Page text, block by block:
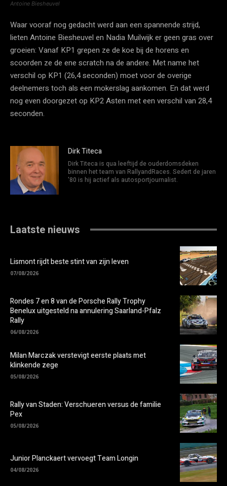
Antoine Biesheuvel
Waar vooraf nog gedacht werd aan een spannende strijd,
lieten Antoine Biesheuvel en Nadia Muilwijk er geen gras over
groeien: Vanaf KP1 grepen ze de koe bij de horens en
scoorden ze de ene scratch na de andere. Met name het
verschil op KP1 (26,4 seconden) moet voor de overige
deelnemers toch als een mokerslag aankomen. En dat werd
nog even doorgezet op KP2 Asten met een verschil van 28,4
seconden.
Dirk Titeca
Dirk Titeca is qua leeftijd de ouderdomsdeken
binnen het team van RallyandRaces. Sedert de jaren
'80 is hij actief als autosportjournalist.
Laatste nieuws
Lismont rijdt beste stint van zijn leven
07/08/2026
Rondes 7 en 8 van de Porsche Rally Trophy
Benelux uitgesteld na annulering Saarland-Pfalz
Rally
06/08/2026
Milan Marczak verstevigt eerste plaats met
klinkende zege
05/08/2026
Rally van Staden: Verschueren versus de familie
Pex
05/08/2026
Junior Planckaert vervoegt Team Longin
04/08/2026